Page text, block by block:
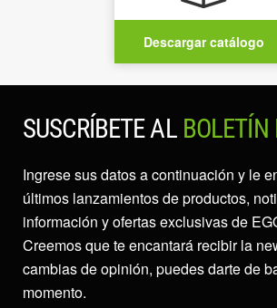
Descargar catálogo
SUSCRÍBETE AL BOLETÍN
Ingrese sus datos a continuación y le
últimos lanzamientos de productos,
información y ofertas exclusivas de
Creemos que te encantará recibir la
cambias de opinión, puedes darte de
momento.